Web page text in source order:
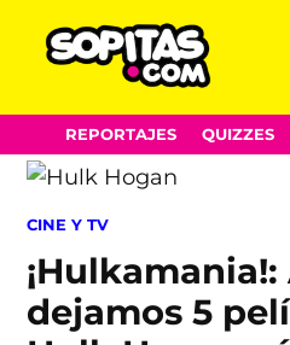
Skip
to
content
REPORTAJES QUIZZES
POSTED
CINE Y TV
dejamos 5